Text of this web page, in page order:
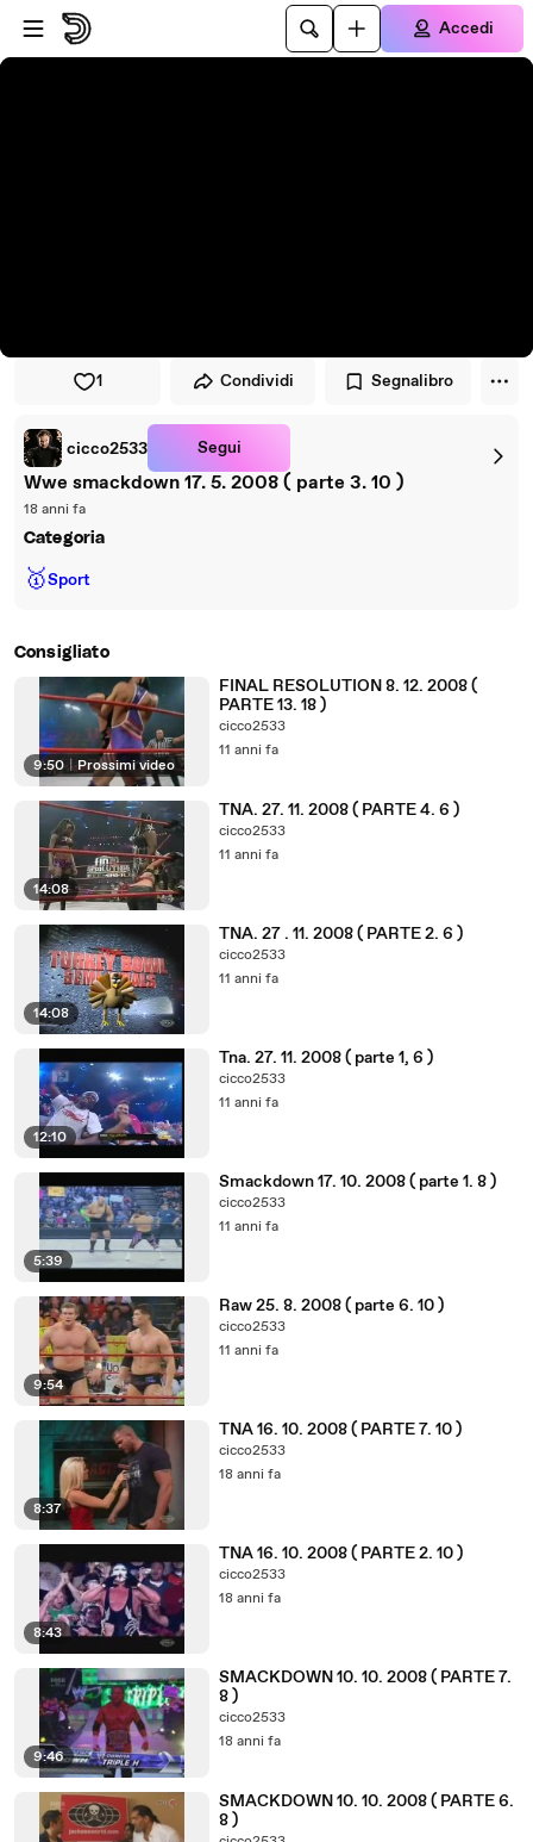
Vai al lettore
Passa al contenuto principale
Accedi
1 Condividi Segnalibro
cicco2533 Segui
Wwe smackdown 17. 5. 2008 ( parte 3. 10 )
18 anni fa
Categoria
🥇Sport
Consigliato
9:50 Prossimi video
FINAL RESOLUTION 8. 12. 2008 (
PARTE 13. 18 )
cicco2533
11 anni fa
14:08
TNA. 27. 11. 2008 ( PARTE 4. 6 )
cicco2533
11 anni fa
14:08
TNA. 27 . 11. 2008 ( PARTE 2. 6 )
cicco2533
11 anni fa
12:10
Tna. 27. 11. 2008 ( parte 1, 6 )
cicco2533
11 anni fa
5:39
Smackdown 17. 10. 2008 ( parte 1. 8 )
cicco2533
11 anni fa
9:54
Raw 25. 8. 2008 ( parte 6. 10 )
cicco2533
11 anni fa
8:37
TNA 16. 10. 2008 ( PARTE 7. 10 )
cicco2533
18 anni fa
8:43
TNA 16. 10. 2008 ( PARTE 2. 10 )
cicco2533
18 anni fa
9:46
SMACKDOWN 10. 10. 2008 ( PARTE 7.
8 )
cicco2533
18 anni fa
SMACKDOWN 10. 10. 2008 ( PARTE 6.
8 )